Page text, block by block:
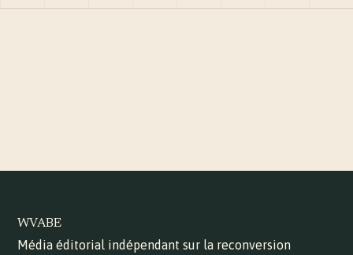
WVABE
Média éditorial indépendant sur la reconversion